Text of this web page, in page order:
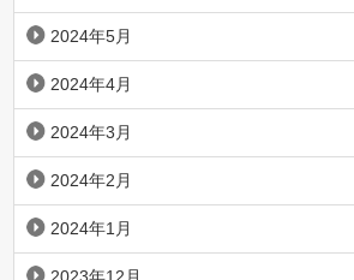
2024年5月
2024年4月
2024年3月
2024年2月
2024年1月